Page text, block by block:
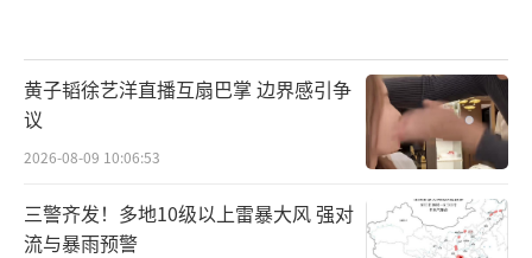
黄子韬徐艺洋直播互扇巴掌 边界感引争
议
2026-08-09 10:06:53
三警齐发！多地10级以上雷暴大风 强对
流与暴雨预警